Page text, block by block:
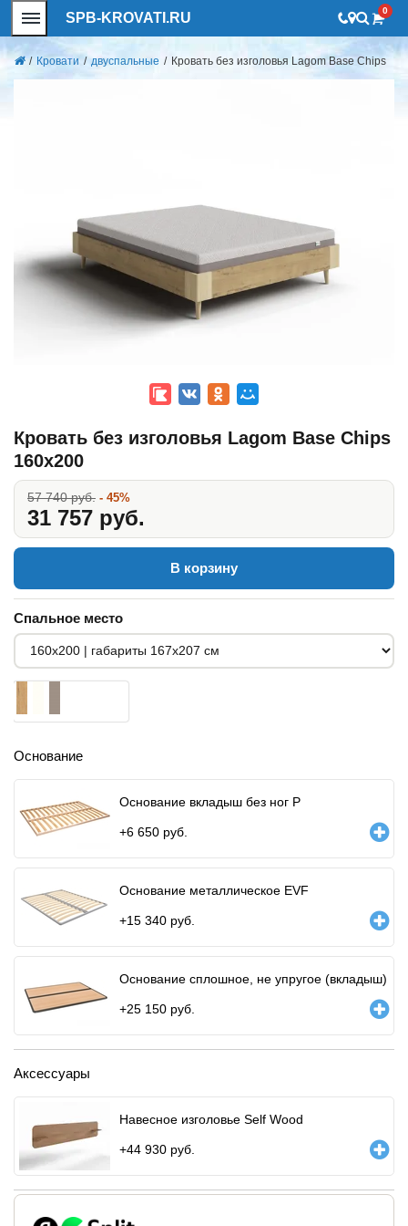
SPB-KROVATI.RU 0
/ Кровати / двуспальные / Кровать без изголовья Lagom Base Chips
Кровать без изголовья Lagom Base Chips
160x200
57 740 руб. - 45%
31 757 руб.
В корзину
Спальное место
Основание
Основание вкладыш без ног P
+6 650 руб.
Основание металлическое EVF
+15 340 руб.
Основание сплошное, не упругое (вкладыш)
+25 150 руб.
Аксессуары
Навесное изголовье Self Wood
+44 930 руб.